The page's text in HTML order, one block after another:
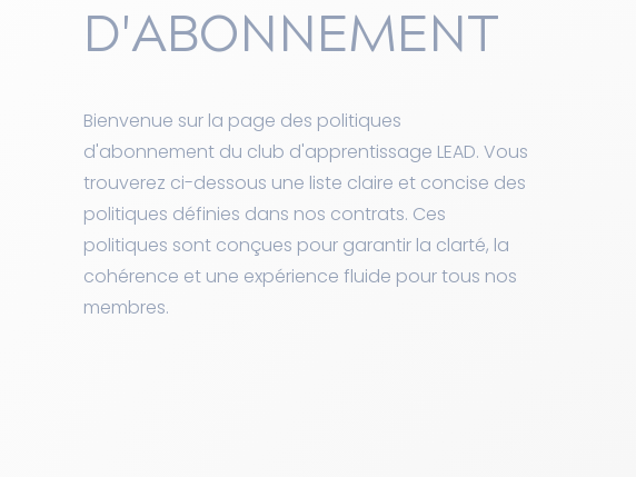
D'ABONNEMENT
Bienvenue sur la page des politiques
d'abonnement du club d'apprentissage LEAD. Vous
trouverez ci-dessous une liste claire et concise des
politiques définies dans nos contrats. Ces
politiques sont conçues pour garantir la clarté, la
cohérence et une expérience fluide pour tous nos
membres.